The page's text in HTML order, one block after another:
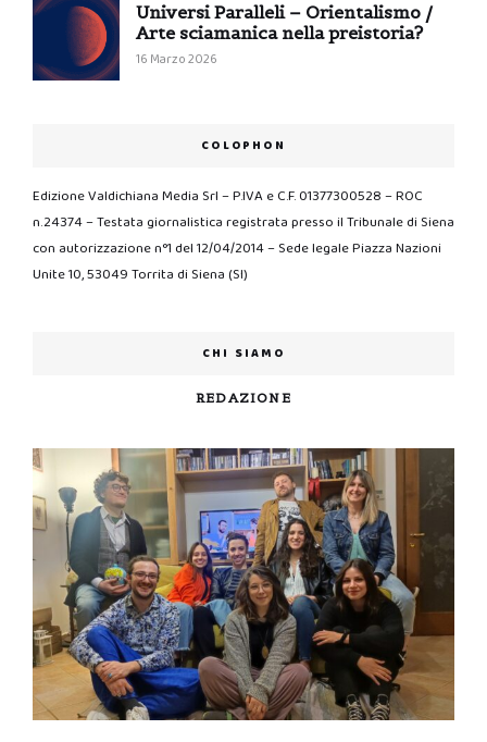
Universi Paralleli – Orientalismo /
Arte sciamanica nella preistoria?
16 Marzo 2026
COLOPHON
Edizione Valdichiana Media Srl – P.IVA e C.F. 01377300528 – ROC
n.24374 – Testata giornalistica registrata presso il Tribunale di Siena
con autorizzazione n°1 del 12/04/2014 – Sede legale Piazza Nazioni
Unite 10, 53049 Torrita di Siena (SI)
CHI SIAMO
REDAZIONE